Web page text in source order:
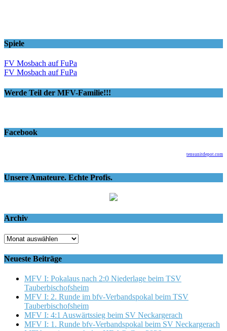
Spiele
FV Mosbach auf FuPa
FV Mosbach auf FuPa
Werde Teil der MFV-Familie!!!
Facebook
tensunitdepot.com
Unsere Amateure. Echte Profis.
Archiv
Archiv
Neueste Beiträge
MFV I: Pokalaus nach 2:0 Niederlage beim TSV
Tauberbischofsheim
MFV I: 2. Runde im bfv-Verbandspokal beim TSV
Tauberbischofsheim
MFV I: 4:1 Auswärtssieg beim SV Neckargerach
MFV I: 1. Runde bfv-Verbandspokal beim SV Neckargerach